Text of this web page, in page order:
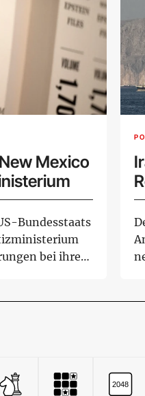
Mexico
Bundesstaats
bei ihren